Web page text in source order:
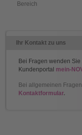
Bereich
Ihr Kontakt zu uns
Bei Fragen wenden
Kundenportal mein-
Bei allgemeinen
Kontaktformular.